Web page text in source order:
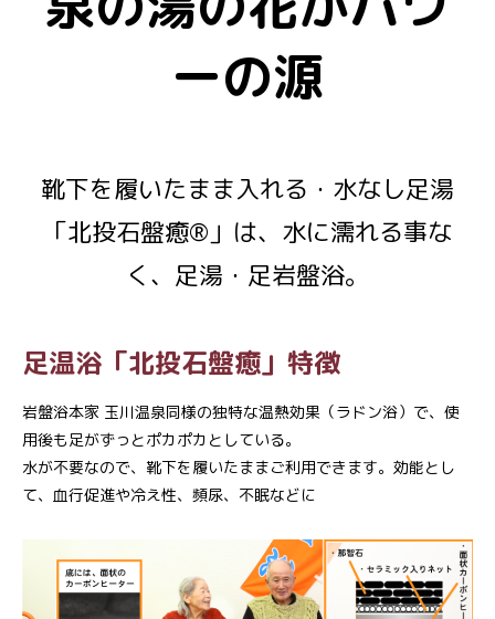
ーの源
靴下を履いたまま入れる・水なし足湯
「北投石盤癒®」は、水に濡れる事な
く、足湯・足岩盤浴。
足温浴「北投石盤癒」特徴
岩盤浴本家 玉川温泉同様の独特な温熱効果（ラドン浴）で、使
用後も足がずっとポカポカとしている。
水が不要なので、靴下を履いたままご利用できます。効能とし
て、血行促進や冷え性、頻尿、不眠などに